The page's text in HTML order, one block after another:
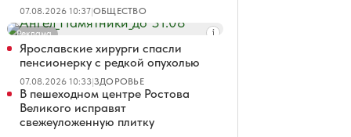
07.08.2026 10:37|ОБЩЕСТВО
Реклама
Ярославские хирурги спасли
пенсионерку с редкой опухолью
07.08.2026 10:33|ЗДОРОВЬЕ
В пешеходном центре Ростова
Великого исправят
свежеуложенную плитку